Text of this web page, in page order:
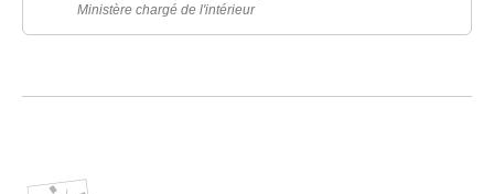
Ministère chargé de l'intérieur